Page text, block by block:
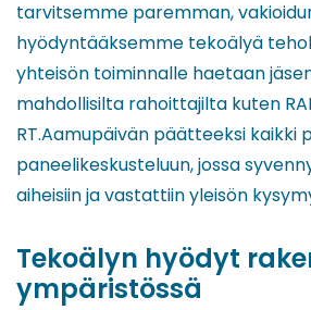
tarvitsemme paremman,
hyödyntääksemme tekoälyä
yhteisön toiminnalle haetaan
mahdollisilta rahoittajilta kuten
RT.Aamupäivän päätteeksi kaikki
paneelikeskusteluun, jossa
aiheisiin ja vastattiin yleisön
Tekoälyn hyödyt
ympäristössä